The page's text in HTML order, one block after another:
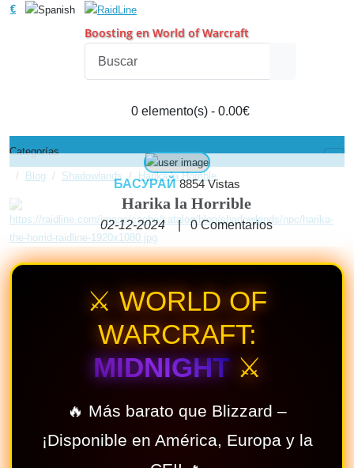
€
Boosting en World of Warcraft
0 elemento(s) - 0.00€
Categorías
Blog Shadowlands Harika la Horrible
БАСУРАЙ 8854 Vistas
Harika la Horrible
02-12-2024 |0Comentarios
⚔️ WORLD OF
WARCRAFT:
MIDNIGHT⚔️
🔥 Más barato que Blizzard –
¡Disponible en América, Europa y la